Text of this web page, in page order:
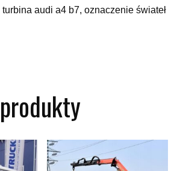
audi a4 b7, oznaczenie świateł